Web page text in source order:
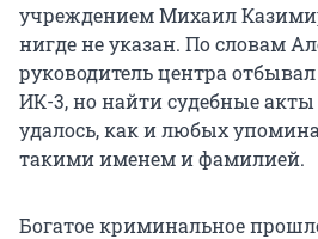
учреждением Михаил
нигде не указан. По словам
руководитель центра
ИК-3, но найти судебные акты
удалось, как и любых
такими именем и фамилией.
Богатое криминальное